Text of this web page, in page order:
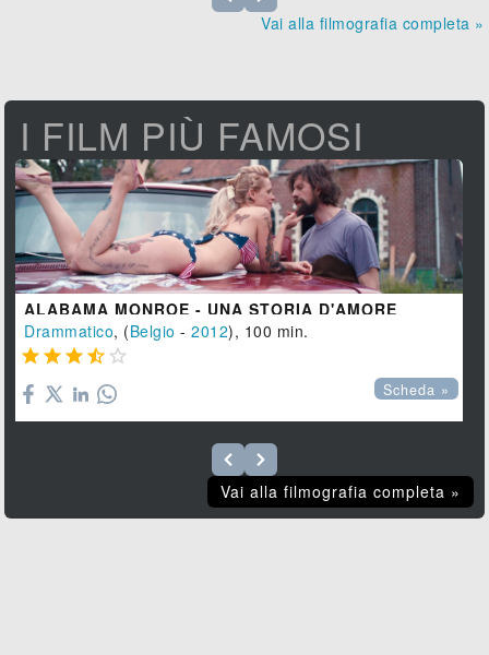
Vai alla filmografia completa »
I FILM PIÙ FAMOSI
ALABAMA MONROE - UNA STORIA D'AMORE
Drammatico, (Belgio -2012), 100 min.
    
Scheda »
Vai alla filmografia completa »